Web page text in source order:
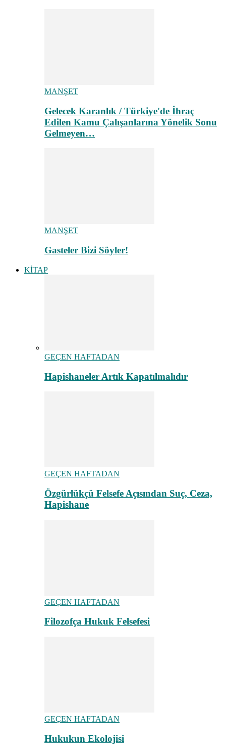
MANŞET
Gelecek Karanlık / Türkiye'de İhraç
Edilen Kamu Çalışanlarına Yönelik Sonu
Gelmeyen…
MANŞET
Gasteler Bizi Söyler!
KİTAP
GEÇEN HAFTADAN
Hapishaneler Artık Kapatılmalıdır
GEÇEN HAFTADAN
Özgürlükçü Felsefe Açısından Suç, Ceza,
Hapishane
GEÇEN HAFTADAN
Filozofça Hukuk Felsefesi
GEÇEN HAFTADAN
Hukukun Ekolojisi